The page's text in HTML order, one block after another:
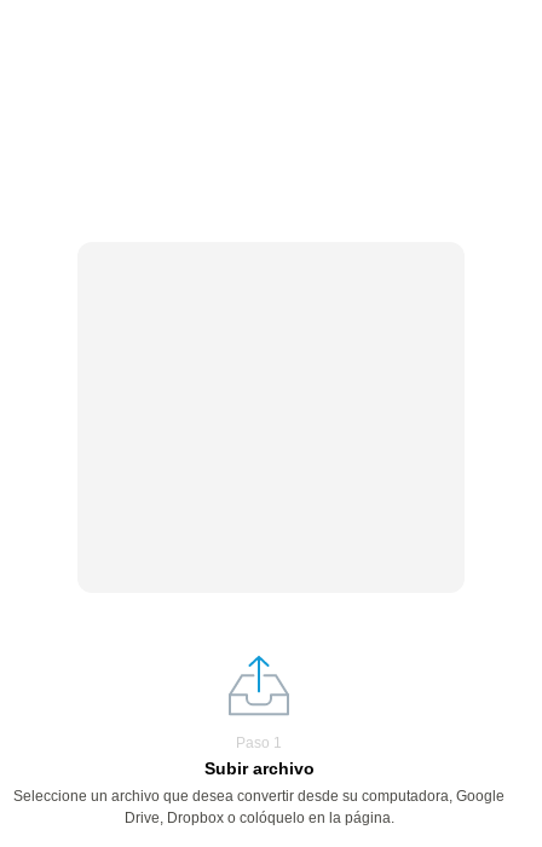
Paso 1
Subir archivo
Seleccione un archivo que desea convertir desde su computadora, Google
Drive, Dropbox o colóquelo en la página.